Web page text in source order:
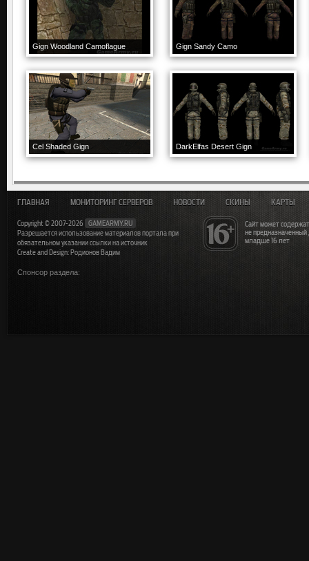
Gign Woodland Camoflague Gign Sandy Camo
Cel Shaded Gign DarkElfas Desert Gign
Сайт может
не
младше 16 лет
ГЛАВНАЯ МОНИТОРИНГ СЕРВЕРОВ НОВОСТИ СКИНЫ КАРТЫ
Copyright © 2007-2026
GAMEARMY.RU
Разрешается использование материалов портала при
обязательном указании ссылки на источник
Create and Design: Родионов Вадим
Спонсор раздела: